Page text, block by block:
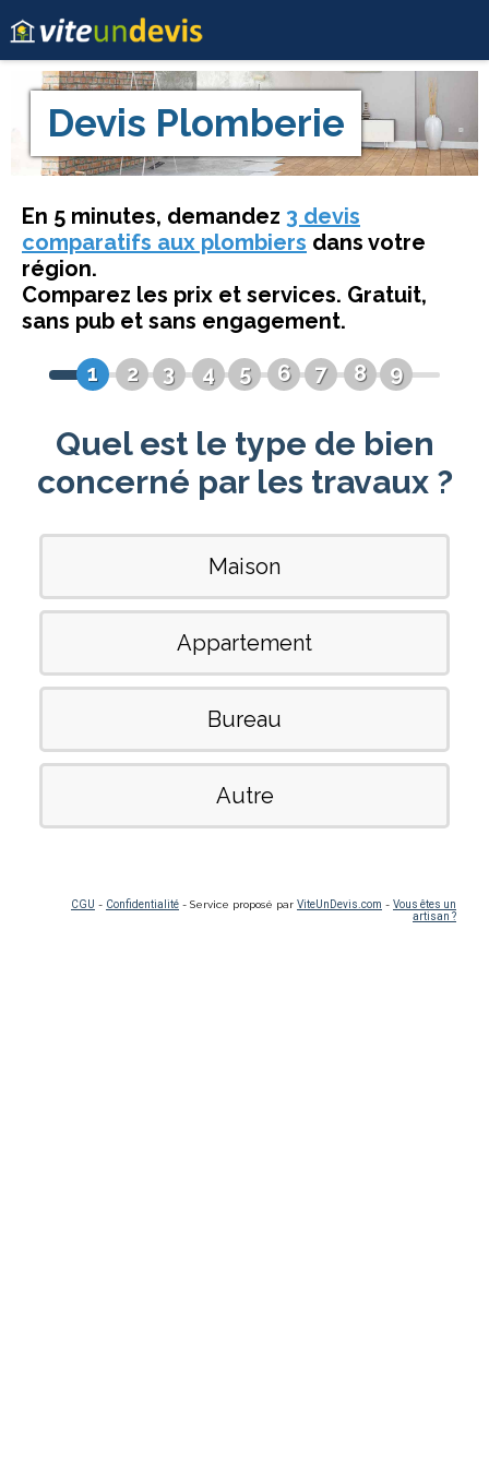
Devis Plomberie
En 5 minutes, demandez 3 devis
comparatifs aux plombiers dans votre
région.
Comparez les prix et services. Gratuit,
sans pub et sans engagement.
1
2 3 4 5 6 7 8 9
Quel est le type de bien
concerné par les travaux ?
Maison
Appartement
Bureau
Autre
CGU - Confidentialité - Service proposé par ViteUnDevis.com - Vous êtes un
artisan ?